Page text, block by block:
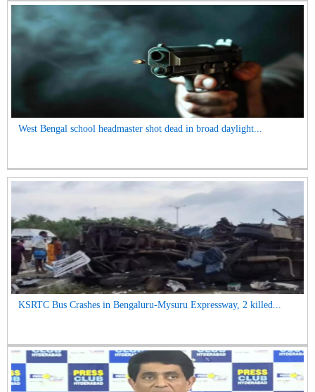
West Bengal school headmaster shot dead in broad daylight...
KSRTC Bus Crashes in Bengaluru-Mysuru Expressway, 2 killed...